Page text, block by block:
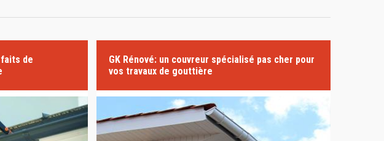
de
GK Rénové: un couvreur spécialisé pas cher pour
vos travaux de gouttière